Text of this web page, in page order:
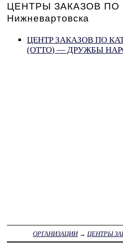
ЦЕНТРЫ ЗАКАЗОВ ПО
Нижневартовска
ЦЕНТР ЗАКАЗОВ ПО
(ОТТО) — ДРУЖБЫ
ОРГАНИЗАЦИИ→ ЦЕНТРЫ